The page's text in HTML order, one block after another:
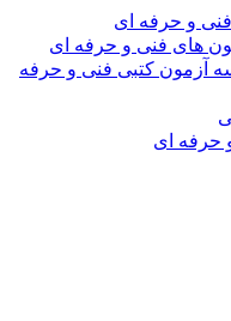
و حرفه ای
های فنی و حرفه ای
آزمون کتبی فنی و حرفه
حرفه ای